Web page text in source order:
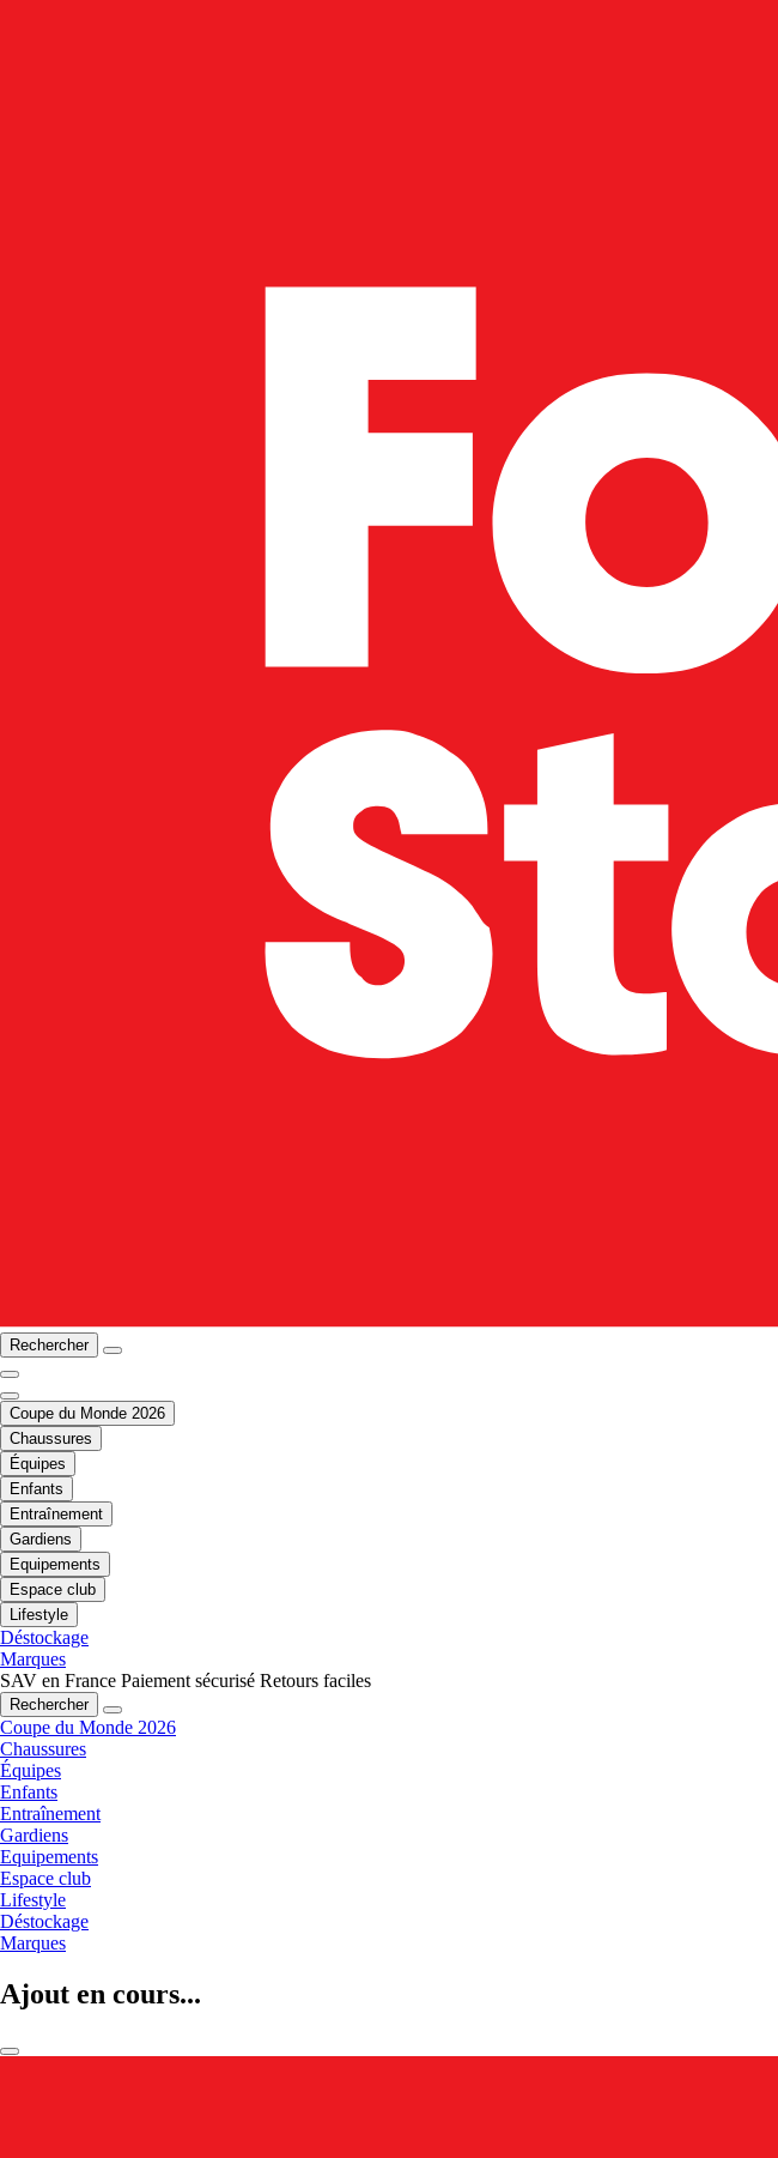
Rechercher
Coupe du Monde 2026
Chaussures
Équipes
Enfants
Entraînement
Gardiens
Equipements
Espace club
Lifestyle
Déstockage
Marques
SAV en France Paiement sécurisé Retours faciles
Rechercher
Coupe du Monde 2026
Chaussures
Équipes
Enfants
Entraînement
Gardiens
Equipements
Espace club
Lifestyle
Déstockage
Marques
Ajout en cours...